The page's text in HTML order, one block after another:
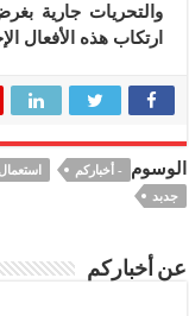
والتحريات جارية
ارتكاب هذه الأفعال
الوسوم - أخباركم
جدبد
عن أخباركم